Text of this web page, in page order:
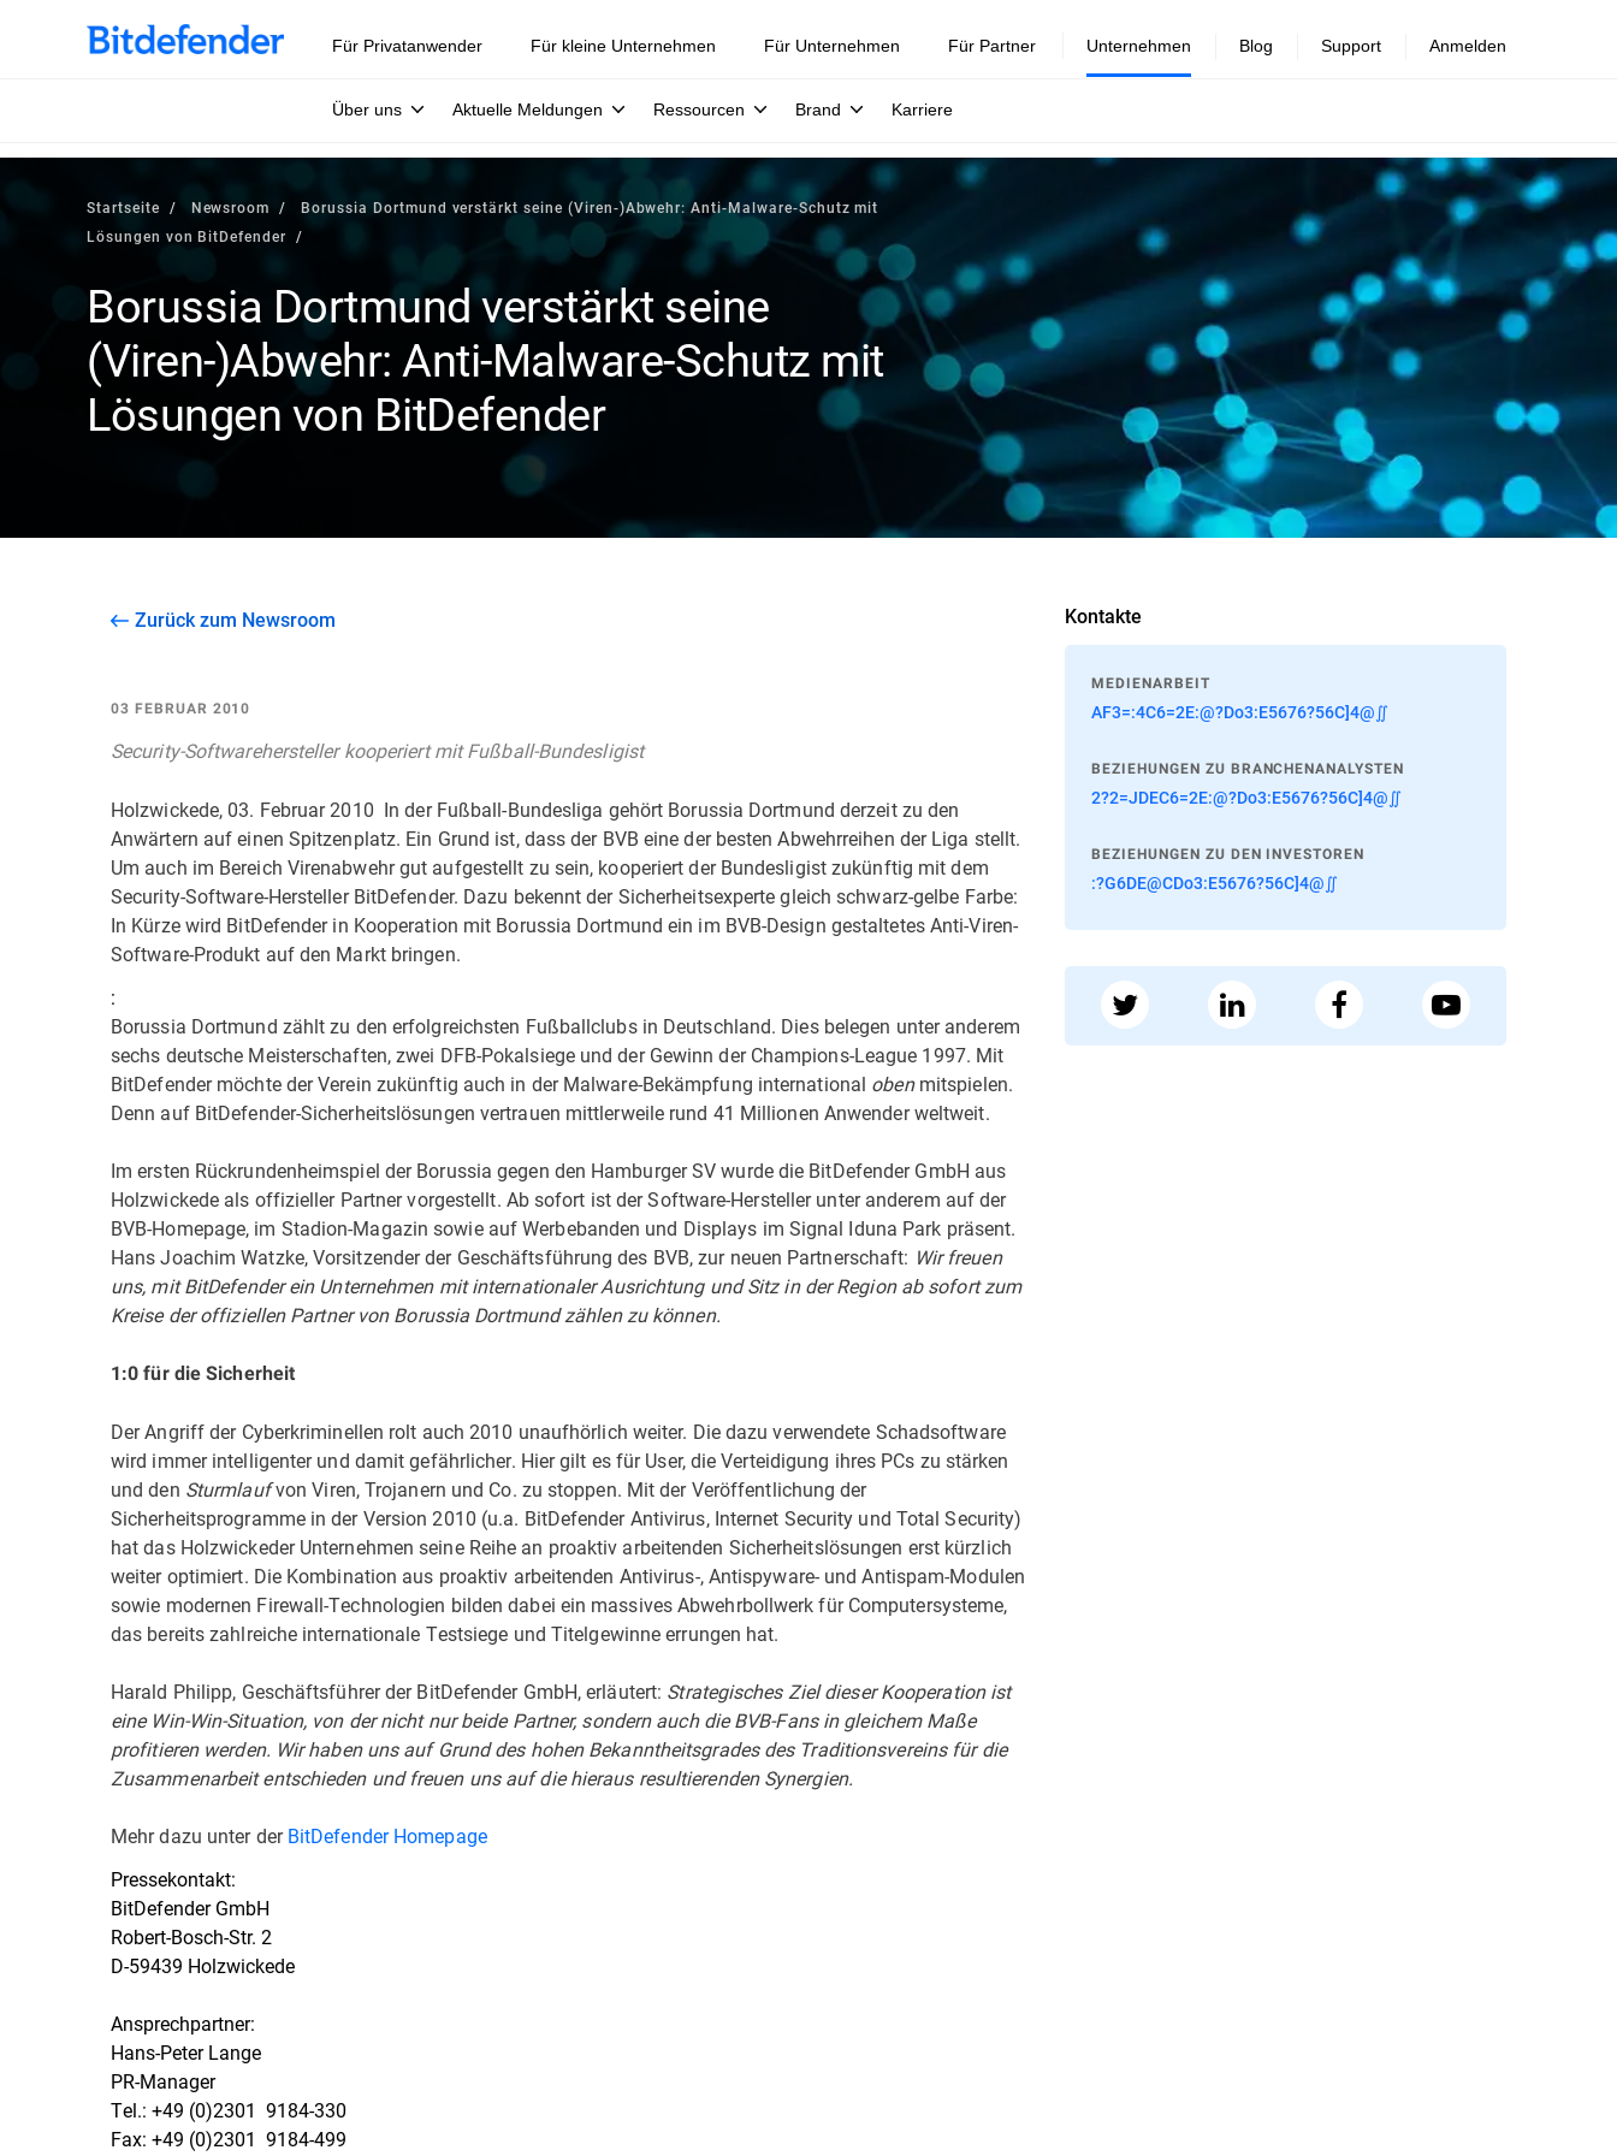
Für Privatanwender Für kleine Unternehmen Für Unternehmen Für Partner Unternehmen
Über uns Aktuelle Meldungen Ressourcen Brand Karriere
Blog Support Anmelden
Startseite Newsroom
Borussia Dortmund verstärkt seine (Viren-)Abwehr: Anti-Malware-Schutz mit
Lösungen von BitDefender
Borussia Dortmund verstärkt seine
(Viren-)Abwehr: Anti-Malware-Schutz mit
Lösungen von BitDefender
Zurück zum Newsroom
03 FEBRUAR 2010
Security-Softwarehersteller kooperiert mit Fußball-Bundesligist
Holzwickede, 03. Februar 2010  In der Fußball-Bundesliga gehört Borussia Dortmund derzeit zu den
Anwärtern auf einen Spitzenplatz. Ein Grund ist, dass der BVB eine der besten Abwehrreihen der Liga stellt.
Um auch im Bereich Virenabwehr gut aufgestellt zu sein, kooperiert der Bundesligist zukünftig mit dem
Security-Software-Hersteller BitDefender. Dazu bekennt der Sicherheitsexperte gleich schwarz-gelbe Farbe:
In Kürze wird BitDefender in Kooperation mit Borussia Dortmund ein im BVB-Design gestaltetes Anti-Viren-
Software-Produkt auf den Markt bringen.
:
Borussia Dortmund zählt zu den erfolgreichsten Fußballclubs in Deutschland. Dies belegen unter anderem
sechs deutsche Meisterschaften, zwei DFB-Pokalsiege und der Gewinn der Champions-League 1997. Mit
BitDefender möchte der Verein zukünftig auch in der Malware-Bekämpfung international obenmitspielen.
Denn auf BitDefender-Sicherheitslösungen vertrauen mittlerweile rund 41 Millionen Anwender weltweit.
Im ersten Rückrundenheimspiel der Borussia gegen den Hamburger SV wurde die BitDefender GmbH aus
Holzwickede als offizieller Partner vorgestellt. Ab sofort ist der Software-Hersteller unter anderem auf der
BVB-Homepage, im Stadion-Magazin sowie auf Werbebanden und Displays im Signal Iduna Park präsent.
Hans Joachim Watzke, Vorsitzender der Geschäftsführung des BVB, zur neuen Partnerschaft: Wir freuen
uns, mit BitDefender ein Unternehmen mit internationaler Ausrichtung und Sitz in der Region ab sofort zum
Kreise der offiziellen Partner von Borussia Dortmund zählen zu können.
1:0 für die Sicherheit
Der Angriff der Cyberkriminellen rolt auch 2010 unaufhörlich weiter. Die dazu verwendete Schadsoftware
wird immer intelligenter und damit gefährlicher. Hier gilt es für User, die Verteidigung ihres PCs zu stärken
und den Sturmlaufvon Viren, Trojanern und Co. zu stoppen. Mit der Veröffentlichung der
Sicherheitsprogramme in der Version 2010 (u.a. BitDefender Antivirus, Internet Security und Total Security)
hat das Holzwickeder Unternehmen seine Reihe an proaktiv arbeitenden Sicherheitslösungen erst kürzlich
weiter optimiert. Die Kombination aus proaktiv arbeitenden Antivirus-, Antispyware- und Antispam-Modulen
sowie modernen Firewall-Technologien bilden dabei ein massives Abwehrbollwerk für Computersysteme,
das bereits zahlreiche internationale Testsiege und Titelgewinne errungen hat.
Harald Philipp, Geschäftsführer der BitDefender GmbH, erläutert: Strategisches Ziel dieser Kooperation ist
eine Win-Win-Situation, von der nicht nur beide Partner, sondern auch die BVB-Fans in gleichem Maße
profitieren werden. Wir haben uns auf Grund des hohen Bekanntheitsgrades des Traditionsvereins für die
Zusammenarbeit entschieden und freuen uns auf die hieraus resultierenden Synergien.
Mehr dazu unter derBitDefender Homepage
Pressekontakt:
BitDefender GmbH
Robert-Bosch-Str. 2
D-59439 Holzwickede
Ansprechpartner:
Hans-Peter Lange
PR-Manager
Tel.: +49 (0)2301  9184-330
Fax: +49 (0)2301  9184-499
Kontakte
MEDIENARBEIT
AF3=:4C6=2E:@?Do3:E5676?56C]4@∬
BEZIEHUNGEN ZU BRANCHENANALYSTEN
2?2=JDEC6=2E:@?Do3:E5676?56C]4@∬
BEZIEHUNGEN ZU DEN INVESTOREN
:?G6DE@CDo3:E5676?56C]4@∬